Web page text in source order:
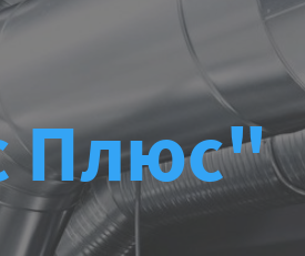
Плюс"